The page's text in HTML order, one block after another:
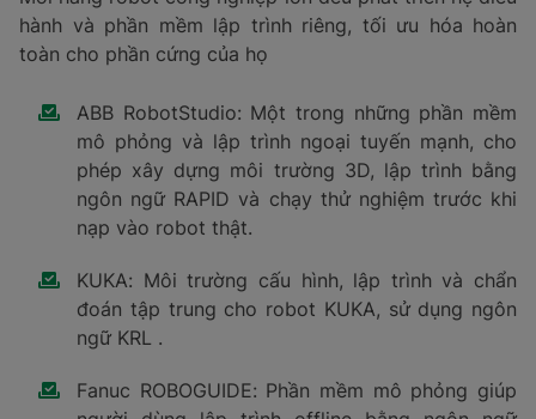
hành và phần mềm lập trình riêng, tối ưu hóa hoàn
toàn cho phần cứng của họ
ABB RobotStudio: Một trong những phần mềm
mô phỏng và lập trình ngoại tuyến mạnh, cho
phép xây dựng môi trường 3D, lập trình bằng
ngôn ngữ RAPID và chạy thử nghiệm trước khi
nạp vào robot thật.
KUKA: Môi trường cấu hình, lập trình và chẩn
đoán tập trung cho robot KUKA, sử dụng ngôn
ngữ KRL .
Fanuc ROBOGUIDE: Phần mềm mô phỏng giúp